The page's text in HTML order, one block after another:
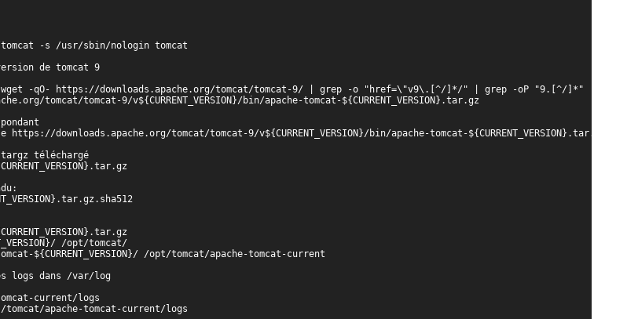
-s /usr/sbin/nologin tomcat
de tomcat 9
-qO- https://downloads.apache.org/tomcat/tomcat-9/ | grep -o "href=\"v9\.[^/]*/" | grep -oP "9.[^/]*" |
tomcat/tomcat-9/v${CURRENT_VERSION}/bin/apache-tomcat-${CURRENT_VERSION}.tar.gz
downloads.apache.org/tomcat/tomcat-9/v${CURRENT_VERSION}/bin/apache-tomcat-
targz téléchargé
/opt/tomcat/
${CURRENT_VERSION}/ /opt/tomcat/apache-tomcat-current
logs dans /var/log
current/logs
apache-tomcat-current/logs